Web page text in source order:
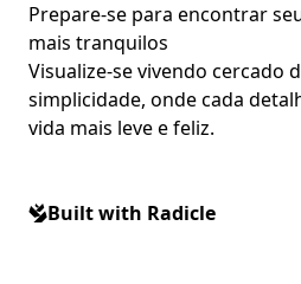
Prepare-se para encontrar
mais tranquilos
Visualize-se vivendo cercado
simplicidade, onde cada
vida mais leve e feliz.
Built with Radicle